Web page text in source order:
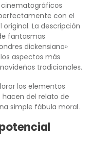
con el
La descripción
fantasmas
dickensiano»
aspectos más
tradicionales.
los elementos
del relato de
simple fábula moral.